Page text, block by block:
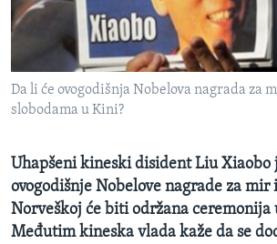
O GLASU AMERIKE
Learning English
Jezici
Da li će ovogodišnja Nobelova nagrada za
slobodama u Kini?
Uhapšeni kineski disident Liu
ovogodišnje Nobelove nagrade za mir
Norveškoj će biti održana ceremonija
Međutim kineska vlada kaže da se